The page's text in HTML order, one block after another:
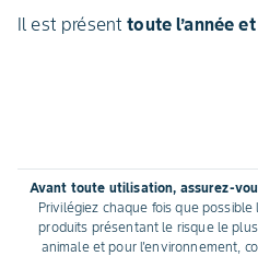
Il est présenttoute l’année
Avant toute utilisation, assurez-
Privilégiez chaque fois que
produits présentant le risque le
animale et pour l'environnement,